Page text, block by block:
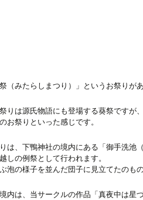
（みたらしまつり）」というお祭りが
りは源氏物語にも登場する葵祭ですが
お祭りといった感じです。
は、下鴨神社の境内にある「御手洗池
しの例祭として行われます。
泡の様子を並んだ団子に見立てたのも
内は、当サークルの作品「真夜中は星